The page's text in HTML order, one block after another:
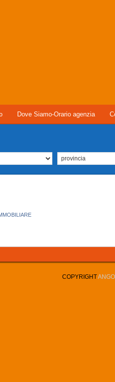
Dove Siamo-Orario agenzia
COPYRIGHT